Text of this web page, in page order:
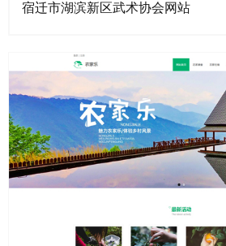
宿迁市湖滨新区武术协会网站